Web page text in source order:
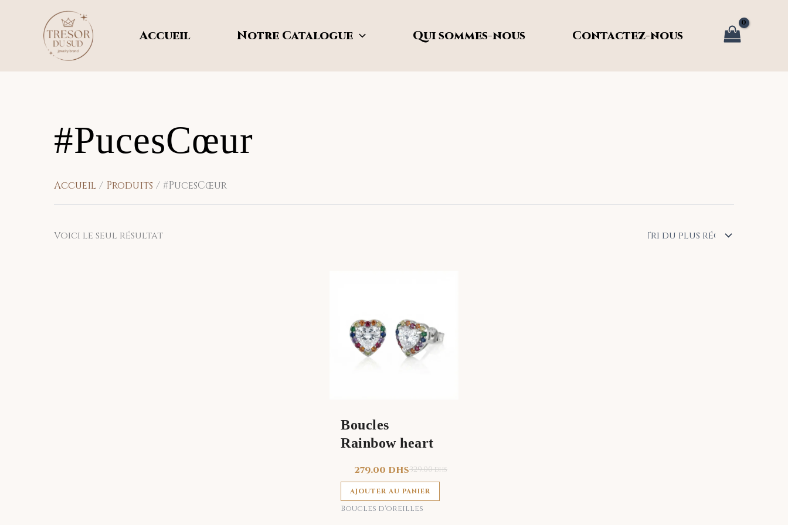
contenu
Accueil Notre Catalogue Qui sommes-nous Contactez-nous
#PucesCœur
Accueil Produits #PucesCœur
Voici le seul résultat
Boucles
Rainbow heart
329.00DHS
279.00 DHS
AJOUTER AU PANIER
Boucles d'oreilles